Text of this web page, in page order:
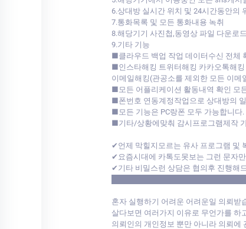
6.상대방 실시간 위치 및 24시간동안의
7.통화목록 및 모든 통화내용 녹취
8.해당기기 사진첩,동영상 파일 다운로
9.기타 기능
■클라우드 백업 작업 데이터수신 전체
■인스타해킹 트위터해킹 카카오톡해
이메일해킹(관공소를 제외한 모든 이
■모든 어플리케이션 활동내역 확인 모
■폰번호 연동계정작업으로 상대방의
■모든 기능은 PC랑폰 모두 가능합니다.
■기타/상황에맞춰 감시프로그램제작
✔언제 막힐지모르는 유사 프로그램 및
✔요즘시대에 카톡도못보는 그런 문자
✔기타 비밀스런 상담은 협의후 진행해
혼자 실행하기 어려운 어려운일 의뢰받
살다보면 여러가지 이유로 무언가를 하
의뢰인의 개인정보 뿐만 아니라 의뢰에